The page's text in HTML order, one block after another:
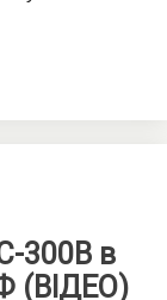
300В в
(ВІДЕО)